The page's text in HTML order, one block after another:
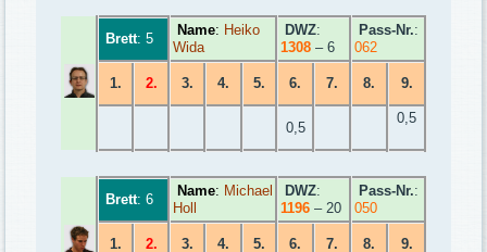
Brett: 5
Name: Heiko
Wida
DWZ:
1308 – 6
Pass-Nr.:
062
1. 2. 3. 4. 5. 6. 7. 8. 9.
0,5
0,5
Brett: 6
Name: Michael
Holl
DWZ:
1196 – 20
Pass-Nr.:
050
1. 2. 3. 4. 5. 6. 7. 8. 9.